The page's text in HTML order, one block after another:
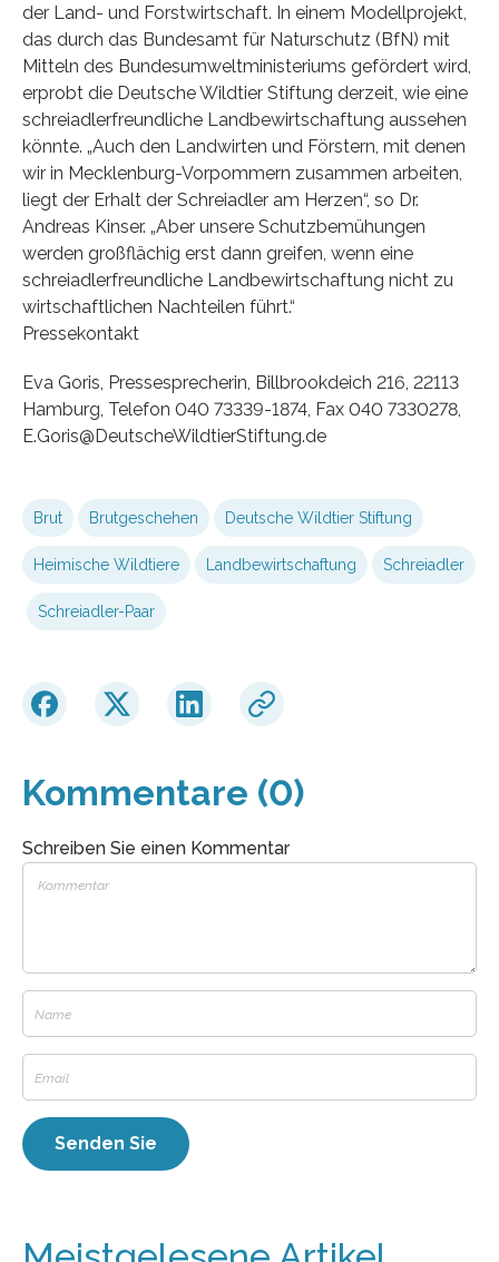
der Land- und Forstwirtschaft. In einem Modellprojekt,
das durch das Bundesamt für Naturschutz (BfN) mit
Mitteln des Bundesumweltministeriums gefördert wird,
erprobt die Deutsche Wildtier Stiftung derzeit, wie eine
schreiadlerfreundliche Landbewirtschaftung aussehen
könnte. „Auch den Landwirten und Förstern, mit denen
wir in Mecklenburg-Vorpommern zusammen arbeiten,
liegt der Erhalt der Schreiadler am Herzen“, so Dr.
Andreas Kinser. „Aber unsere Schutzbemühungen
werden großflächig erst dann greifen, wenn eine
schreiadlerfreundliche Landbewirtschaftung nicht zu
wirtschaftlichen Nachteilen führt.“
Pressekontakt
Eva Goris, Pressesprecherin, Billbrookdeich 216, 22113
Hamburg, Telefon 040 73339-1874, Fax 040 7330278,
E.Goris@DeutscheWildtierStiftung.de
Brut Brutgeschehen Deutsche Wildtier Stiftung
Heimische Wildtiere Landbewirtschaftung Schreiadler
Schreiadler-Paar
Kommentare (0)
Schreiben Sie einen Kommentar